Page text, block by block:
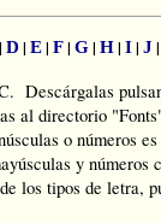
| D | E| F| G| H| I| J
Descárgalas
al directorio
o números
y números
los tipos de letra,